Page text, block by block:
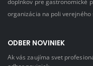
organizácia na poli verejného
ODBER NOVINIEK
Ak vás zaujíma svet